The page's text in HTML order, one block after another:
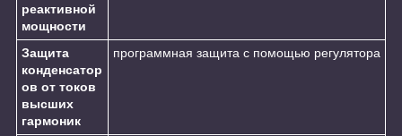
реактивной
мощности
Защита
конденсатор
ов от токов
высших
гармоник
программная защита с помощью регулятора